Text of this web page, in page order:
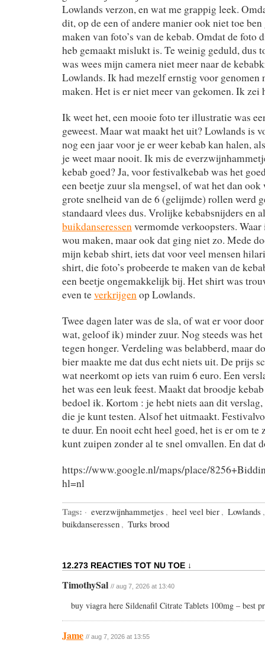
Lowlands verzon, en wat me grappig leek.
dit, op de een of andere manier ook niet toe ben
maken van foto’s van de kebab. Omdat de foto
heb gemaakt mislukt is. Te weinig geduld, dus
was wees mijn camera niet meer naar de
Lowlands. Ik had mezelf ernstig voor genomen
maken. Het is er niet meer van gekomen. Ik zei
Ik weet het, een mooie foto ter illustratie was
geweest. Maar wat maakt het uit? Lowlands is
nog een jaar voor je er weer kebab kan halen,
je weet maar nooit. Ik mis de
kebab goed? Ja, voor festivalkebab was het
een beetje zuur sla mengsel, of wat het dan
grote snelheid van de 6 (gelijmde) rollen werd
standaard vlees dus. Vrolijke kebabsnijders en
buikdanseressenvermomde verkoopsters.
wou maken, maar ook dat ging niet zo. Mede
mijn kebab shirt, iets dat voor veel mensen
shirt, die foto’s probeerde te maken van de
een beetje ongemakkelijk bij. Het shirt was
even teverkrijgenop Lowlands.
Twee dagen later was de sla, of wat er voor
wat, geloof ik) minder zuur. Nog steeds was
tegen honger. Verdeling was belabberd, maar
bier maakte me dat dus echt niets uit. De prijs
wat neerkomt op iets van ruim 6 euro. Een
het was een leuk feest. Maakt dat broodje
bedoel ik. Kortom : je hebt niets aan dit verslag,
die je kunt testen. Alsof het uitmaakt.
te duur. En nooit echt heel goed, het is er om te
kunt zuipen zonder al te snel omvallen. En dat
https://www.google.nl/maps/place/
hl=nl
Tags: · everzwijnhammetjes , heel veel bier , Lowlands
buikdanseressen , Turks brood
12.273 REACTIES TOT NU TOE ↓
TimothySal // aug 7, 2026 at 13:40
buy viagra here Sildenafil Citrate Tablets 100mg – best
Jame // aug 7, 2026 at 13:55